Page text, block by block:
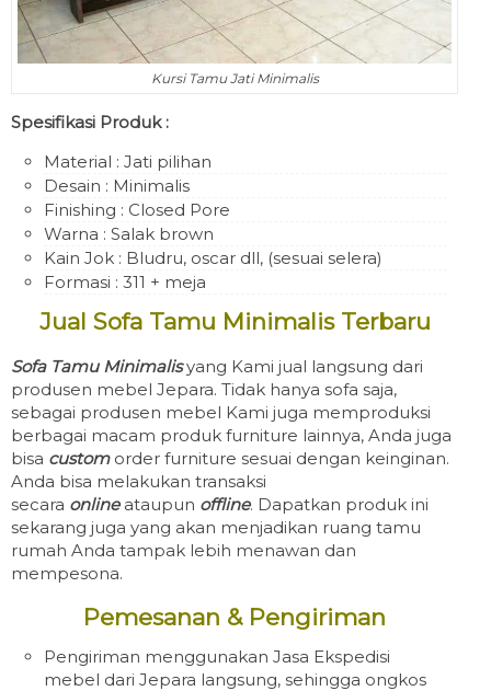
Kursi Tamu Jati Minimalis
Spesifikasi Produk :
Material : Jati pilihan
Desain : Minimalis
Finishing : Closed Pore
Warna : Salak brown
Kain Jok : Bludru, oscar dll, (sesuai selera)
Formasi : 311 + meja
Jual Sofa Tamu Minimalis Terbaru
Sofa Tamu Minimalisyang Kami jual langsung dari
produsen mebel Jepara. Tidak hanya sofa saja,
sebagai produsen mebel Kami juga memproduksi
berbagai macam produk furniture lainnya, Anda juga
bisa customorder furniture sesuai dengan keinginan.
Anda bisa melakukan transaksi
secara onlineataupun offline. Dapatkan produk ini
sekarang juga yang akan menjadikan ruang tamu
rumah Anda tampak lebih menawan dan
mempesona.
Pemesanan & Pengiriman
Pengiriman menggunakan Jasa Ekspedisi
mebel dari Jepara langsung, sehingga ongkos